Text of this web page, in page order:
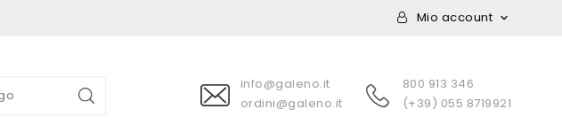
Mio account 
info@galeno.it
ordini@galeno.it
800 913 346
(+39) 055 8719921